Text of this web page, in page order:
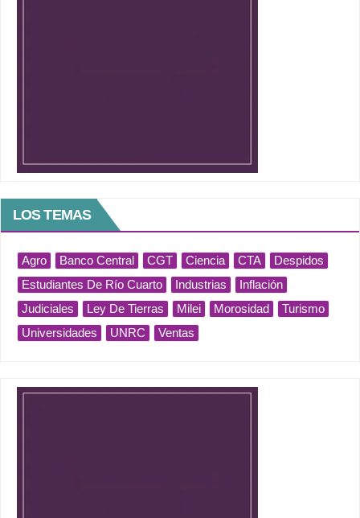
LOS TEMAS
Agro Banco Central CGT Ciencia CTA
Despidos
Estudiantes De Río Cuarto
Industrias
Inflación
Judiciales
Ley De Tierras Milei Morosidad
Turismo
Universidades
UNRC Ventas